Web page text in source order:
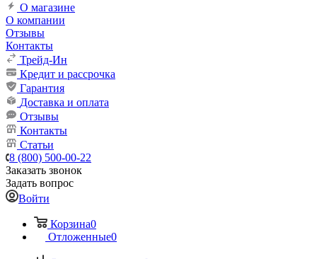
О магазине
О компании
Отзывы
Контакты
Трейд-Ин
Кредит и рассрочка
Гарантия
Доставка и оплата
Отзывы
Контакты
Статьи
8 (800) 500-00-22
Заказать звонок
Задать вопрос
Войти
Корзина0
Отложенные0